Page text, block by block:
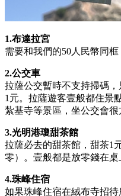
1.布達拉宮
需要和我們的50人民幣同框
2.公交車
拉薩公交暫時不支持掃碼
1元。拉薩遊客壹般都住景
紮基寺等景區，坐公交會很
3.光明港瓊甜茶館
拉薩必去的甜茶館，甜茶1
零）。壹般都是放零錢在桌
4.珠峰住宿
如果珠峰住宿在絨布寺招待